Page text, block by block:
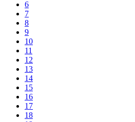
6
7
8
9
10
11
12
13
14
15
16
17
18